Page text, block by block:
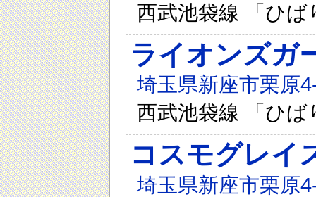
西武池袋線 「ひ
ライオンズガ
埼玉県新座市栗原
西武池袋線 「ひ
コスモグレイ
埼玉県新座市栗原